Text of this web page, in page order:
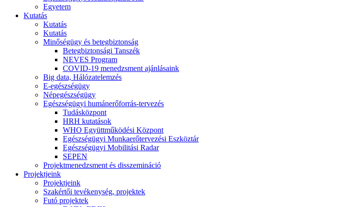
Egyetem
Kutatás
Kutatás
Kutatás
Minőségügy és betegbiztonság
Betegbiztonsági Tanszék
NEVES Program
COVID-19 menedzsment ajánlásaink
Big data, Hálózatelemzés
E-egészségügy
Népegészségügy
Egészségügyi humánerőforrás-tervezés
Tudásközpont
HRH kutatások
WHO Együttműködési Központ
Egészségügyi Munkaerőtervezési Eszköztár
Egészségügyi Mobilitási Radar
SEPEN
Projektmenedzsment és disszemináció
Projektjeink
Projektjeink
Szakértői tevékenység, projektek
Futó projektek